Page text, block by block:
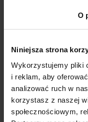
O
Niniejsza strona
Wykorzystujemy pliki
i reklam, aby
analizować ruch w
korzystasz z naszej
społecznościowym,
Prelegentka
dr
Marta